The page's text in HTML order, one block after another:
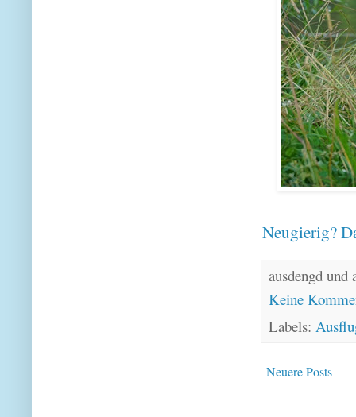
Neugierig?
ausdengd
Keine
Labels:
Neuere Posts